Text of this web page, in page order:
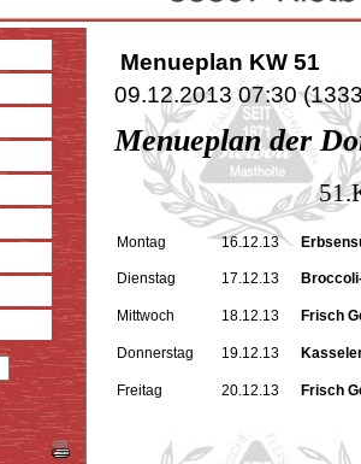
Menueplan KW 51
09.12.2013 07:30(
Menueplan der
Montag 16.12.13
Dienstag 17.12.13
Mittwoch 18.12.13 Frisch
Donnerstag 19.12.13
Freitag 20.12.13 Frisch